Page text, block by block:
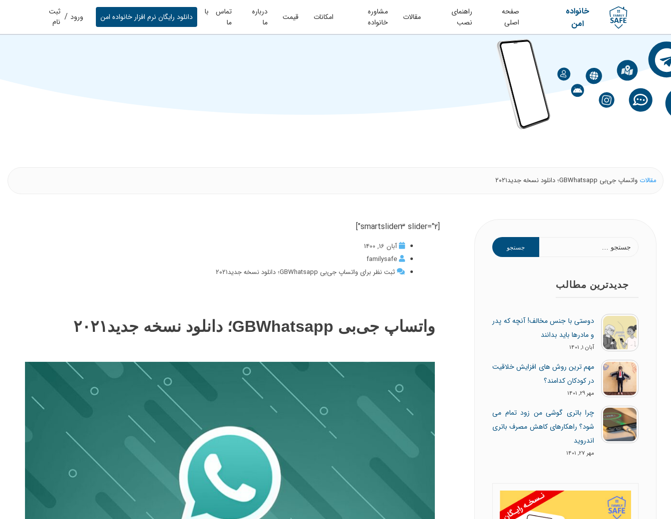
خانواده
امن
صفحه
اصلی
راهنمای
نصب
مقالات
مشاوره
خانواده
امکانات قیمت
درباره
ما
تماس با
ما
دانلود رایگان نرم افزار خانواده امن ورود / ثبت
نام
مقالات واتساپ جی‌‌بی GBWhatsapp؛ دانلود نسخه جدید۲۰۲۱
[smartslider3 slider="2"]
آبان 16, 1400
familysafe
ثبت نظر برای واتساپ جی‌‌بی GBWhatsapp؛ دانلود نسخه جدید۲۰۲۱
واتساپ جی‌‌بی GBWhatsapp؛ دانلود نسخه جدید۲۰۲۱
جدیدترین مطالب
دوستی با جنس مخالف! آنچه که پدر
و مادرها باید بدانند
آبان 1, 1401
مهم ترین روش های افزایش خلاقیت
در کودکان کدامند؟
مهر 29, 1401
چرا باتری گوشی من زود تمام می
شود؟ راهکارهای کاهش مصرف باتری
اندروید
مهر 27, 1401